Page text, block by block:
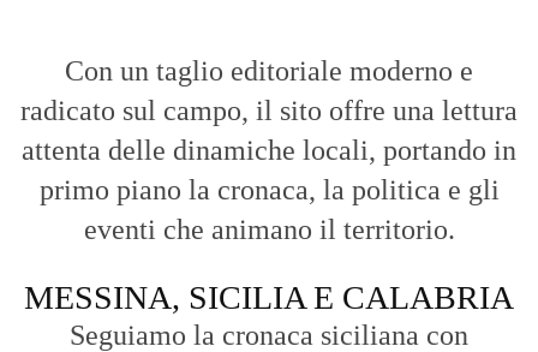
Con un taglio editoriale moderno e
radicato sul campo, il sito offre una lettura
attenta delle dinamiche locali, portando in
primo piano la cronaca, la politica e gli
eventi che animano il territorio.
MESSINA, SICILIA E CALABRIA
Seguiamo la cronaca siciliana con